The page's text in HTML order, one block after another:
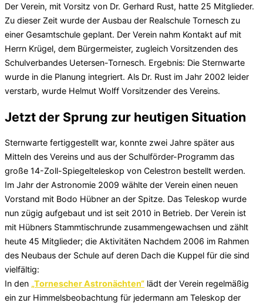
Der Verein, mit Vorsitz von Dr. Gerhard Rust, hatte 25 Mitglieder.
Zu dieser Zeit wurde der Ausbau der Realschule Tornesch zu
einer Gesamtschule geplant. Der Verein nahm Kontakt auf mit
Herrn Krügel, dem Bürgermeister, zugleich Vorsitzenden des
Schulverbandes Uetersen-Tornesch. Ergebnis: Die Sternwarte
wurde in die Planung integriert. Als Dr. Rust im Jahr 2002 leider
verstarb, wurde Helmut Wolff Vorsitzender des Vereins.
Jetzt der Sprung zur heutigen Situation
Sternwarte fertiggestellt war, konnte zwei Jahre später aus
Mitteln des Vereins und aus der Schulförder-Programm das
große 14-Zoll-Spiegelteleskop von Celestron bestellt werden.
Im Jahr der Astronomie 2009 wählte der Verein einen neuen
Vorstand mit Bodo Hübner an der Spitze. Das Teleskop wurde
nun zügig aufgebaut und ist seit 2010 in Betrieb. Der Verein ist
mit Hübners Stammtischrunde zusammengewachsen und zählt
heute 45 Mitglieder; die Aktivitäten Nachdem 2006 im Rahmen
des Neubaus der Schule auf deren Dach die Kuppel für die sind
vielfältig:
In den „Tornescher Astronächten“ lädt der Verein regelmäßig
ein zur Himmelsbeobachtung für jedermann am Teleskop der